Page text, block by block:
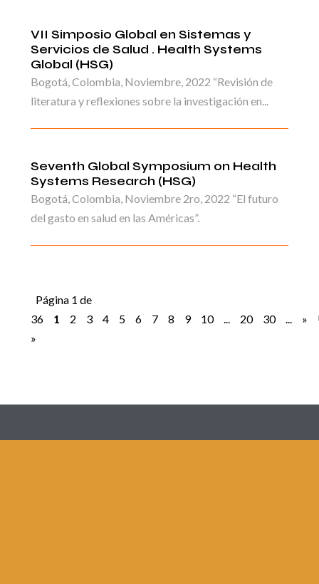
VII Simposio Global en Sistemas y
Servicios de Salud . Health Systems
Global (HSG)
Bogotá, Colombia, Noviembre, 2022 “Revisión de
literatura y reflexiones sobre la investigación en...
Seventh Global Symposium on Health
Systems Research (HSG)
Bogotá, Colombia, Noviembre 2ro, 2022 “El futuro
del gasto en salud en las Américas”.
Página 1 de
36
1 2 3 4 5 6 7 8 9 10 20 30 »
»